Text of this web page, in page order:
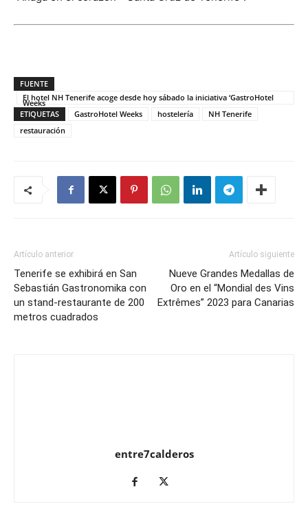
FUENTE
El hotel NH Tenerife acoge desde hoy sábado la iniciativa ‘GastroHotel
Weeks
ETIQUETAS
GastroHotel Weeks hostelería
NH Tenerife
restauración
Artículo anterior
Tenerife se exhibirá en San
Sebastián Gastronomika con
un stand-restaurante de 200
metros cuadrados
Artículo siguiente
Nueve Grandes Medallas de
Oro en el “Mondial des Vins
Extrêmes” 2023 para Canarias
entre7calderos